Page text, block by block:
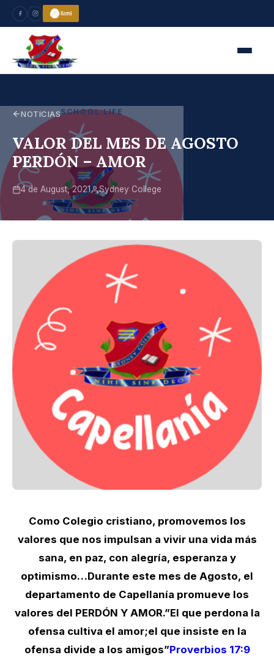
NOTICIASSCHOOL LIFE
VALOR DEL MES DE AGOSTO
PERDÓN – AMOR
4 de August, 2021 Sydney College
Como Colegio cristiano, promovemos los
valores que nos impulsan a vivir una vida más
sana, en paz, con alegría, esperanza y
optimismo…Durante este mes de Agosto, el
departamento de Capellanía promueve los
valores del PERDÓN Y AMOR.”El que perdona la
ofensa cultiva el amor;el que insiste en la
ofensa divide a los amigos”Proverbios 17:9